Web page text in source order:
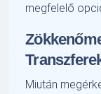
megfelelő
Miután